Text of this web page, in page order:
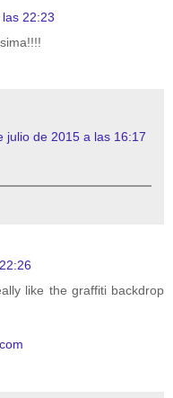
22:23
julio de 2015 a las 16:17
like the graffiti backdrop